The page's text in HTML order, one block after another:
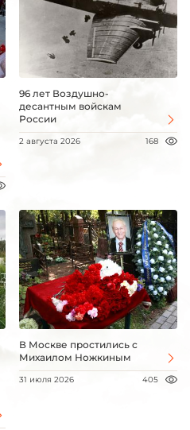
96 лет Воздушно-
десантным войскам
России
2 августа 2026 168
В Москве простились с
Михаилом Ножкиным
31 июля 2026 405